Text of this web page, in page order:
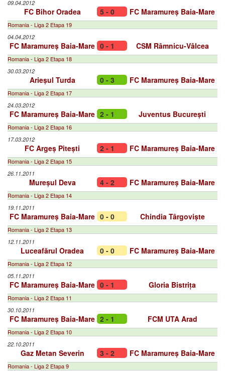
09.04.2012
FC Bihor Oradea 5 - 0 FC Maramureș Baia-Mare
Romania - Liga 2 Etapa 19
04.04.2012
FC Maramureș Baia-Mare 0 - 1 CSM Râmnicu-Vâlcea
Romania - Liga 2 Etapa 18
30.03.2012
Arieșul Turda 0 - 3 FC Maramureș Baia-Mare
Romania - Liga 2 Etapa 17
24.03.2012
FC Maramureș Baia-Mare 2 - 1 Juventus București
Romania - Liga 2 Etapa 16
17.03.2012
FC Argeș Pitești 2 - 1 FC Maramureș Baia-Mare
Romania - Liga 2 Etapa 15
26.11.2011
Mureșul Deva 4 - 2 FC Maramureș Baia-Mare
Romania - Liga 2 Etapa 14
19.11.2011
FC Maramureș Baia-Mare 0 - 0 Chindia Târgoviște
Romania - Liga 2 Etapa 13
12.11.2011
Luceafărul Oradea 0 - 0 FC Maramureș Baia-Mare
Romania - Liga 2 Etapa 12
05.11.2011
FC Maramureș Baia-Mare 0 - 1 Gloria Bistrița
Romania - Liga 2 Etapa 11
30.10.2011
FC Maramureș Baia-Mare 2 - 1 FCM UTA Arad
Romania - Liga 2 Etapa 10
22.10.2011
Gaz Metan Severin 3 - 2 FC Maramureș Baia-Mare
Romania - Liga 2 Etapa 9